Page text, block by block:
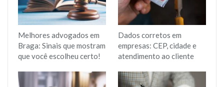
Melhores advogados em
Braga: Sinais que mostram
que você escolheu certo!
Dados corretos em
empresas: CEP, cidade e
atendimento ao cliente